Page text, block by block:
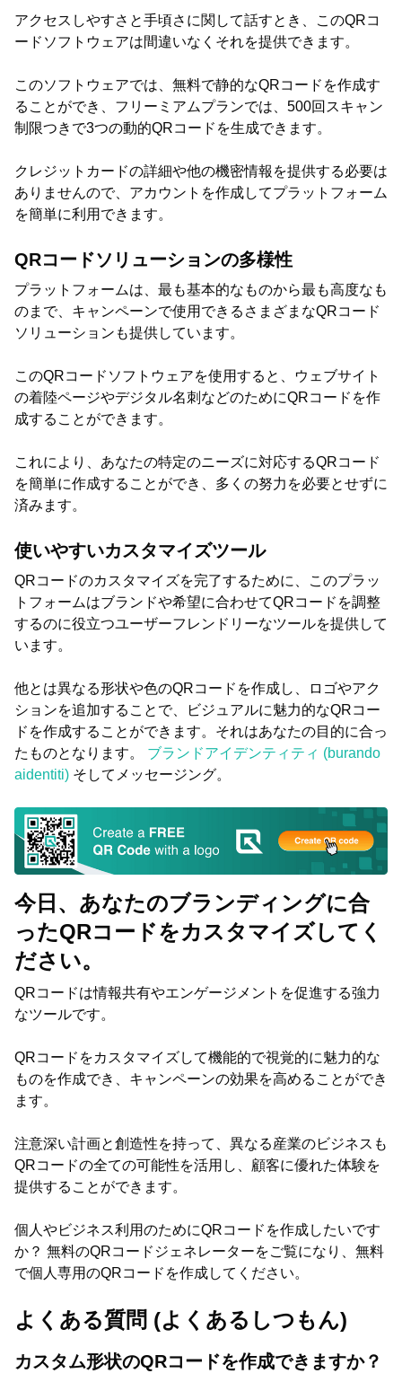
アクセスしやすさと手頃さに関して話すとき、このQRコ
ードソフトウェアは間違いなくそれを提供できます。
このソフトウェアでは、無料で静的なQRコードを作成す
ることができ、フリーミアムプランでは、500回スキャン
制限つきで3つの動的QRコードを生成できます。
クレジットカードの詳細や他の機密情報を提供する必要は
ありませんので、アカウントを作成してプラットフォーム
を簡単に利用できます。
QRコードソリューションの多様性
プラットフォームは、最も基本的なものから最も高度なも
のまで、キャンペーンで使用できるさまざまなQRコード
ソリューションも提供しています。
このQRコードソフトウェアを使用すると、ウェブサイト
の着陸ページやデジタル名刺などのためにQRコードを作
成することができます。
これにより、あなたの特定のニーズに対応するQRコード
を簡単に作成することができ、多くの努力を必要とせずに
済みます。
使いやすいカスタマイズツール
QRコードのカスタマイズを完了するために、このプラッ
トフォームはブランドや希望に合わせてQRコードを調整
するのに役立つユーザーフレンドリーなツールを提供して
います。
他とは異なる形状や色のQRコードを作成し、ロゴやアク
ションを追加することで、ビジュアルに魅力的なQRコー
ドを作成することができます。それはあなたの目的に合っ
たものとなります。 ブランドアイデンティティ (burando
aidentiti) そしてメッセージング。
今日、あなたのブランディングに合
ったQRコードをカスタマイズしてく
ださい。
QRコードは情報共有やエンゲージメントを促進する強力
なツールです。
QRコードをカスタマイズして機能的で視覚的に魅力的な
ものを作成でき、キャンペーンの効果を高めることができ
ます。
注意深い計画と創造性を持って、異なる産業のビジネスも
QRコードの全ての可能性を活用し、顧客に優れた体験を
提供することができます。
個人やビジネス利用のためにQRコードを作成したいです
か？ 無料のQRコードジェネレーターをご覧になり、無料
で個人専用のQRコードを作成してください。
よくある質問 (よくあるしつもん)
カスタム形状のQRコードを作成できますか？